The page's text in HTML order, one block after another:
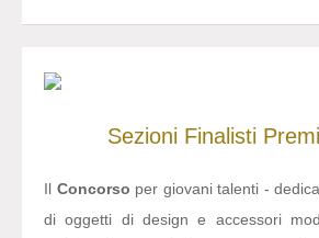
Sezioni Finalisti
Il Concorso per giovani talenti -
di oggetti di design e accessori